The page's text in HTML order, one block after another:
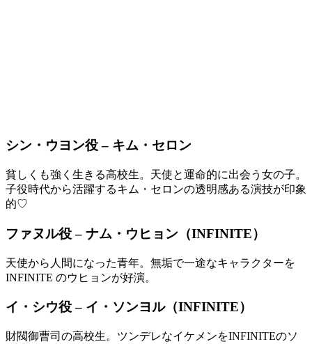
シン・ウヨン役 – キム・セロン
貧しくも強く生きる高校生。天使と運命的に出会う女の子。
子役時代から活躍するキム・セロンの透明感ある演技が印象
的♡
ファヌル役 – ナム・ウヒョン（INFINITE）
天使から人間になった青年。無垢で一途なキャラクターを
INFINITE のウヒョンが好演。
イ・シウ役 – イ・ソンヨル（INFINITE）
財閥御曹司の高校生。ツンデレなイケメンをINFINITEのソ